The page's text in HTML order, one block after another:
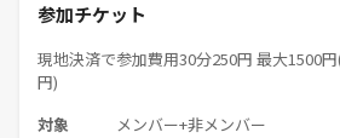
参加チケット
現地決済で参加費用30分250円 最大1500
円)
対象 メンバー+非メンバー